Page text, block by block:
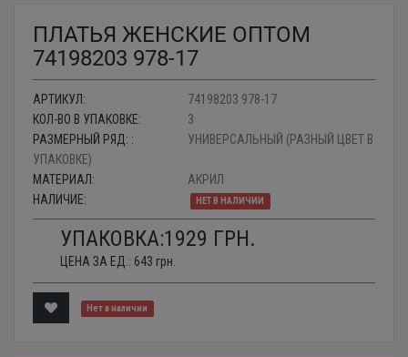
ПЛАТЬЯ ЖЕНСКИЕ ОПТОМ
74198203 978-17
АРТИКУЛ:
74198203 978-17
КОЛ-ВО В УПАКОВКЕ:
3
РАЗМЕРНЫЙ РЯД: :
УНИВЕРСАЛЬНЫЙ (РАЗНЫЙ ЦВЕТ В
УПАКОВКЕ)
МАТЕРИАЛ:
АКРИЛ
НАЛИЧИЕ:
НЕТ В НАЛИЧИИ
УПАКОВКА:1929 ГРН.
ЦЕНА ЗА ЕД.: 643 грн.
Нет в наличии